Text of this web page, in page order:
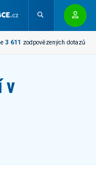
3 611 zodpovězených dotazů
v